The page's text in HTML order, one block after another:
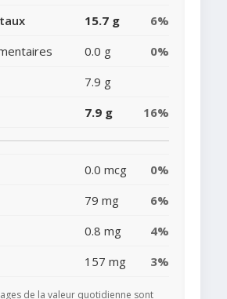
15.7 g
6%
0.0 g
0%
7.9 g
7.9 g 16%
0.0 mcg
0%
79 mg
6%
0.8 mg
4%
157 mg 3%
de la valeur quotidienne sont